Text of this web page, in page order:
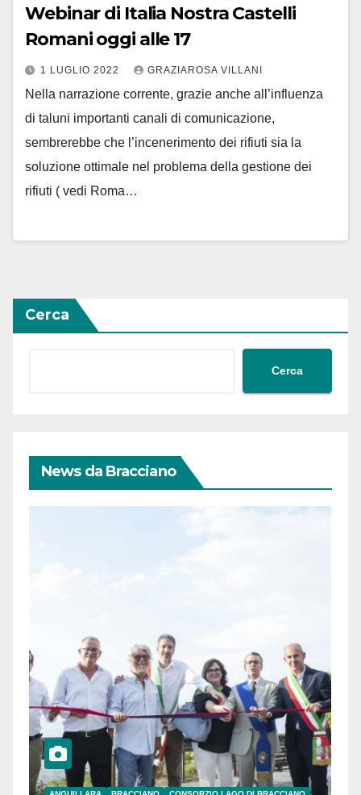
Webinar di Italia Nostra Castelli
Romani oggi alle 17
1 LUGLIO 2022 GRAZIAROSA VILLANI
Nella narrazione corrente, grazie anche all’influenza
di taluni importanti canali di comunicazione,
sembrerebbe che l’incenerimento dei rifiuti sia la
soluzione ottimale nel problema della gestione dei
rifiuti ( vedi Roma…
Cerca
Cerca
News da Bracciano